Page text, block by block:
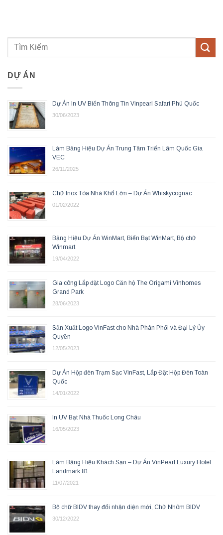
DỰ ÁN
Dự Án In UV Biển Thông Tin Vinpearl Safari Phú Quốc
30/06/2023
Làm Bảng Hiệu Dự Án Trung Tâm Triển Lãm Quốc Gia
VEC
26/11/2025
Chữ Inox Tòa Nhà Khổ Lớn – Dự Án Whiskycognac
01/02/2022
Bảng Hiệu Dự Án WinMart, Biển Bạt WinMart, Bộ chữ
Winmart
19/04/2022
Gia công Lắp đặt Logo Căn hộ The Origami Vinhomes
Grand Park
28/06/2023
Sản Xuất Logo VinFast cho Nhà Phân Phối và Đại Lý Ủy
Quyền
12/05/2023
Dự Án Hộp đèn Trạm Sạc VinFast, Lắp Đặt Hộp Đèn Toàn
Quốc
14/01/2022
In UV Bạt Nhà Thuốc Long Châu
16/05/2023
Làm Bảng Hiệu Khách Sạn – Dự Án VinPearl Luxury Hotel
Landmark 81
11/07/2021
Bộ chữ BIDV thay đổi nhận diện mới, Chữ Nhôm BIDV
30/12/2022